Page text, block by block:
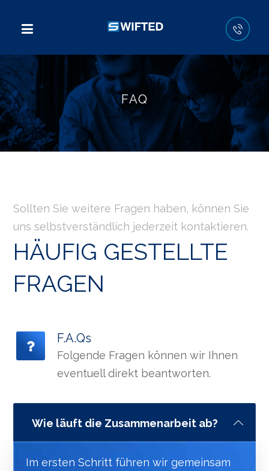
FAQ
Sollten Sie weitere Fragen haben, können Sie
uns selbstverständlich jederzeit kontaktieren.
HÄUFIG GESTELLTE
FRAGEN
F.A.Qs
Folgende Fragen können wir Ihnen
eventuell direkt beantworten.
Wie läuft die Zusammenarbeit ab?
Im ersten Schritt führen wir gemeinsam